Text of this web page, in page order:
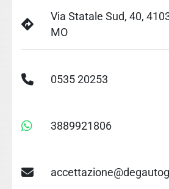
Via Statale Sud, 40,
MO
0535 20253
3889921806